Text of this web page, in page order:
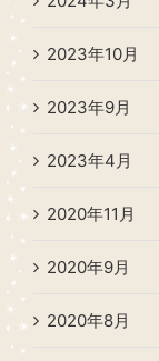
2023年10月
2023年9月
2023年4月
2020年11月
2020年9月
2020年8月